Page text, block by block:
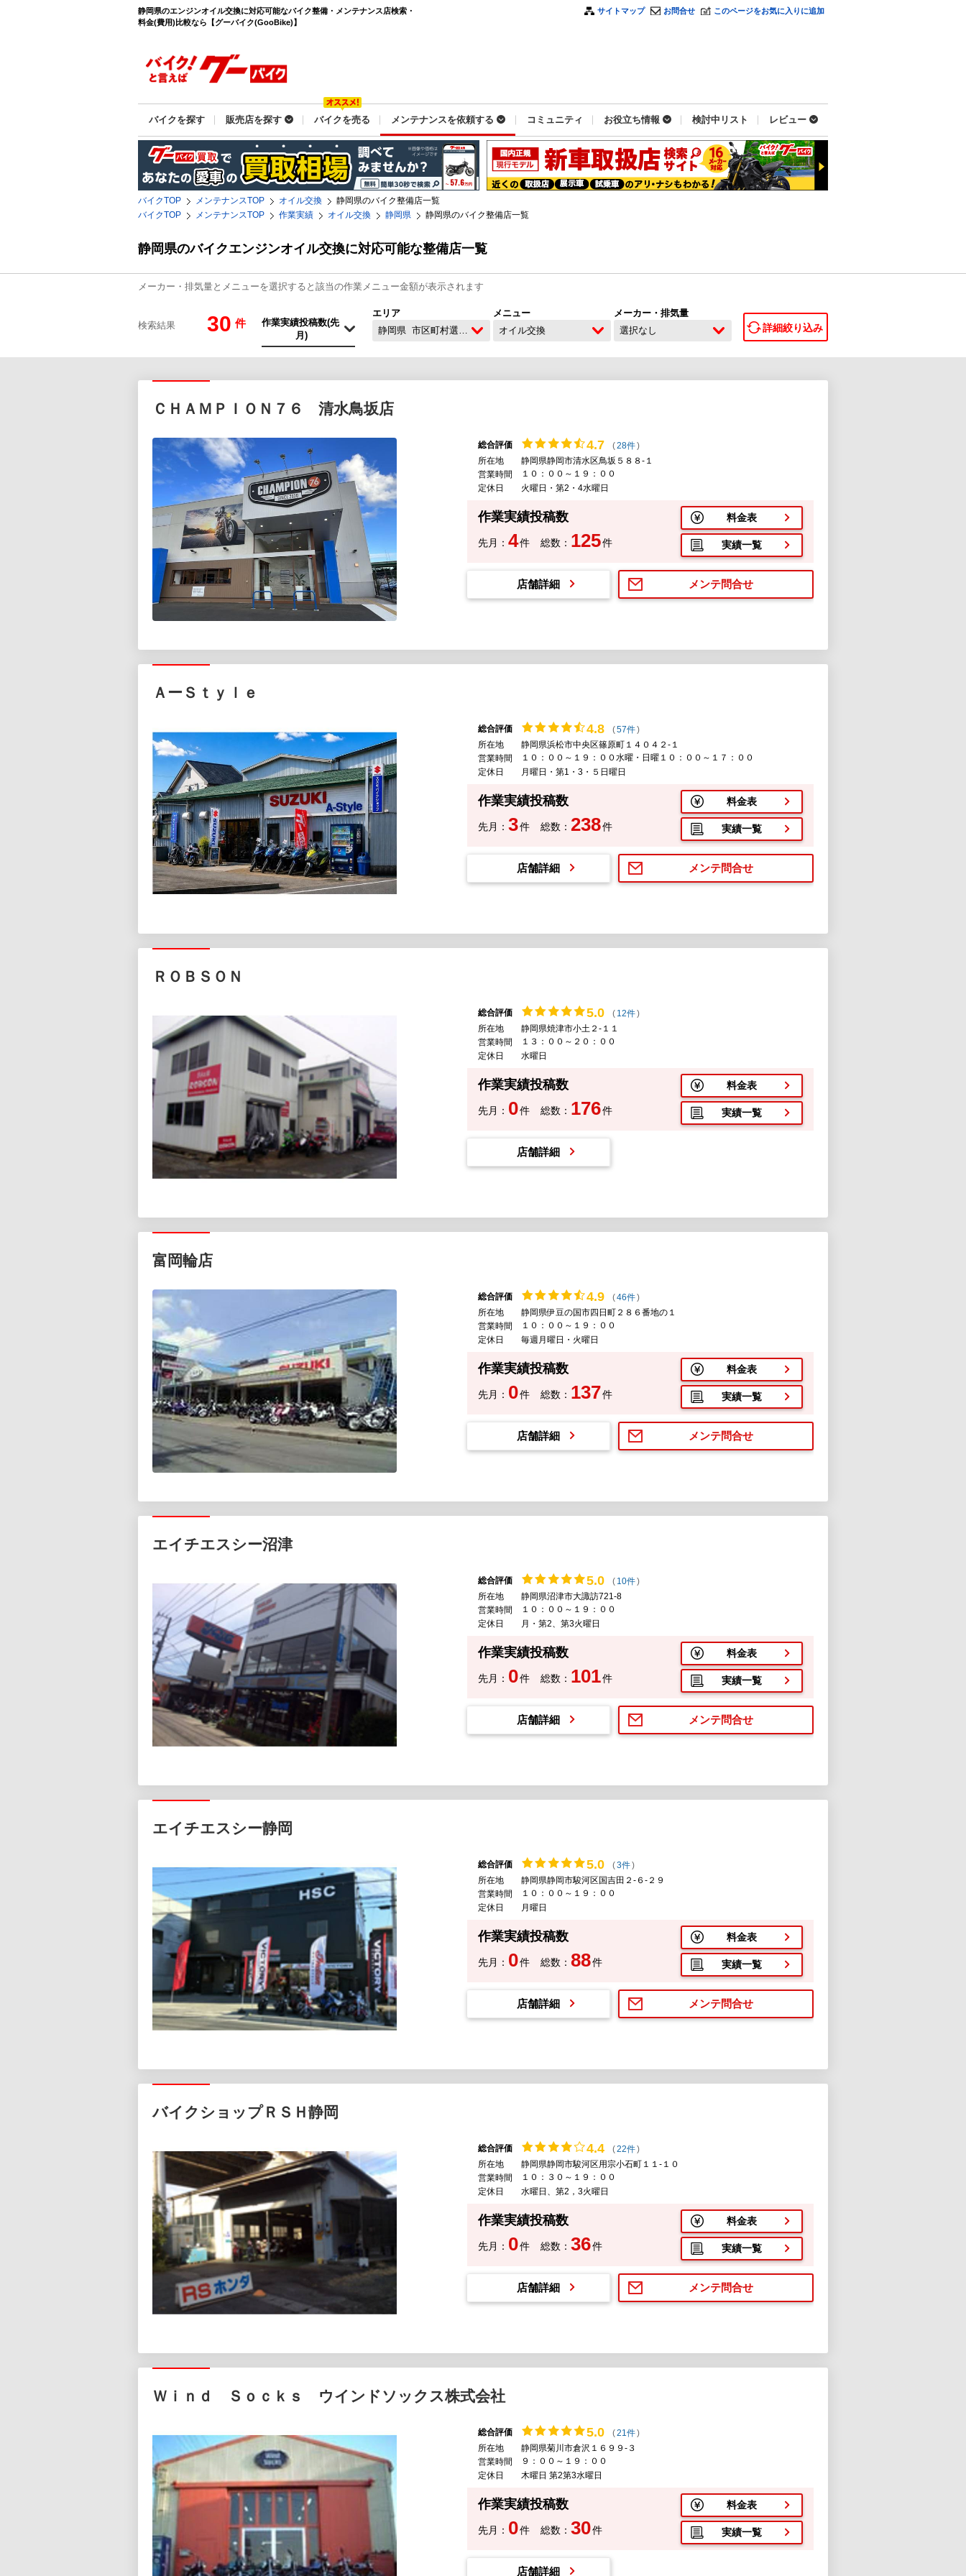
静岡県のエンジンオイル交換に対応可能なバイク整備・メンテナンス店検索・
料金(費用)比較なら【グーバイク(GooBike)】
サイトマップ お問合せ このページをお気に入りに追加
バイクを探す 販売店を探す バイクを売る メンテナンスを依頼する コミュニティ お役立ち情報 検討中リスト レビュー
バイクTOP メンテナンスTOP オイル交換
静岡県のバイク整備店一覧
バイクTOP
メンテナンスTOP 作業実績 オイル交換 静岡県 静岡県のバイク整備店一覧
静岡県のバイクエンジンオイル交換に対応可能な整備店一覧
メーカー・排気量とメニューを選択すると該当の作業メニュー金額が表示されます
検索結果 30 件
エリア
静岡県 市区町村選択なし
メニュー
オイル交換
メーカー・排気量
選択なし
詳細絞り込み
ＣＨＡＭＰＩＯＮ７６ 清水鳥坂店
総合評価 4.7 (28件)
所在地
静岡県静岡市清水区鳥坂５８８-１
営業時間
１０：００～１９：００
定休日
火曜日・第2・4水曜日
作業実績投稿数
先月： 4件 総数： 125件
料金表
実績一覧
メンテ問合せ
店舗詳細
ＡーＳｔｙｌｅ
総合評価 4.8 (57件)
所在地
静岡県浜松市中央区篠原町１４０４２-１
営業時間
１０：００～１９：００水曜・日曜１０：００～１７：００
定休日
月曜日・第1・3・５日曜日
作業実績投稿数
先月： 3件 総数： 238件
料金表
実績一覧
メンテ問合せ
店舗詳細
ＲＯＢＳＯＮ
総合評価 5.0 ( 12件)
所在地
静岡県焼津市小土２-１１
営業時間
１３：００～２０：００
定休日
水曜日
作業実績投稿数
先月： 0件 総数： 176件
料金表
実績一覧
店舗詳細
富岡輪店
総合評価 4.9 (46件)
所在地
静岡県伊豆の国市四日町２８６番地の１
営業時間
１０：００～１９：００
定休日
毎週月曜日・火曜日
作業実績投稿数
先月： 0件 総数： 137件
料金表
実績一覧
メンテ問合せ
店舗詳細
エイチエスシー沼津
総合評価 5.0 ( 10件)
所在地
静岡県沼津市大諏訪721-8
営業時間
１０：００～１９：００
定休日
月・第2、第3火曜日
作業実績投稿数
先月： 0件 総数： 101件
料金表
実績一覧
メンテ問合せ
店舗詳細
エイチエスシー静岡
総合評価 5.0 (3件)
所在地
静岡県静岡市駿河区国吉田２-６-２９
営業時間
１０：００～１９：００
定休日
月曜日
作業実績投稿数
先月： 0件 総数： 88件
料金表
実績一覧
メンテ問合せ
店舗詳細
バイクショップＲＳＨ静岡
総合評価 4.4 (22件)
所在地
静岡県静岡市駿河区用宗小石町１１-１０
営業時間
１０：３０～１９：００
定休日
水曜日、第2，3火曜日
作業実績投稿数
先月： 0件 総数： 36件
料金表
実績一覧
メンテ問合せ
店舗詳細
Ｗｉｎｄ Ｓｏｃｋｓ ウインドソックス株式会社
総合評価 5.0 (21件)
所在地
静岡県菊川市倉沢１６９９-３
営業時間
９：００～１９：００
定休日
木曜日 第2第3水曜日
作業実績投稿数
先月： 0件 総数： 30件
料金表
実績一覧
店舗詳細